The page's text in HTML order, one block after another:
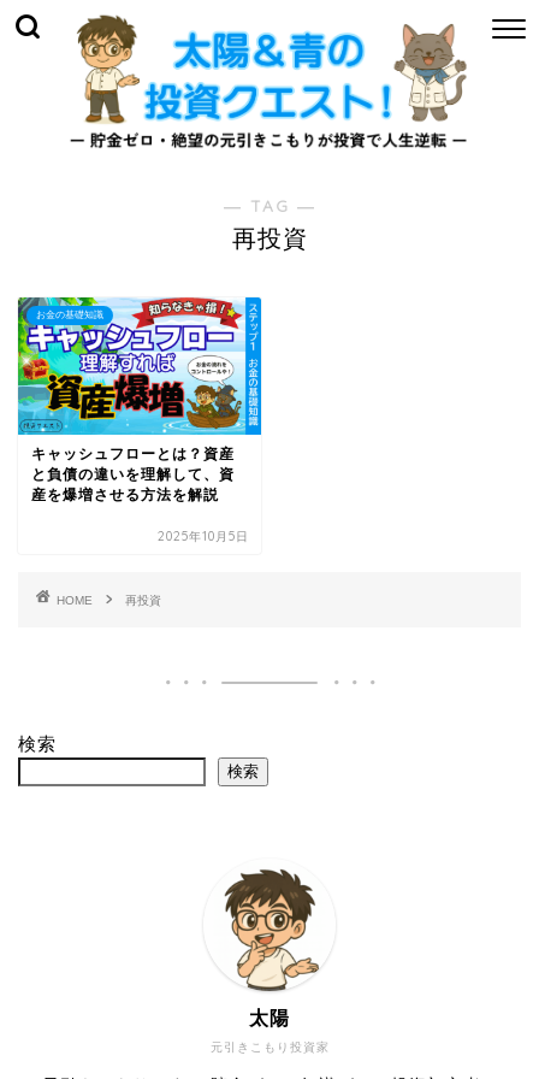
― TAG ―
再投資
お金の基礎知識
キャッシュフローとは？資産
と負債の違いを理解して、資
産を爆増させる方法を解説
2025年10月5日
HOME 再投資
検索
検索
元引きこもり投資家
太陽